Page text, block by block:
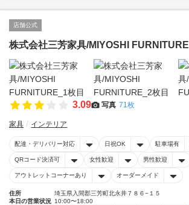
店舗公式
株式会社三芳家具/MIYOSHI FURNITURE
3.09 写真 71枚
家具 インテリア
配達・デリバリー対応 日祝OK 駐車場有
QRコード決済可 女性歓迎 男性歓迎
アウトレットコーナーあり オーダーメイド
住所
埼玉県入間郡三芳町北永井７８６−１５
本日の営業状況 10:00〜18:00